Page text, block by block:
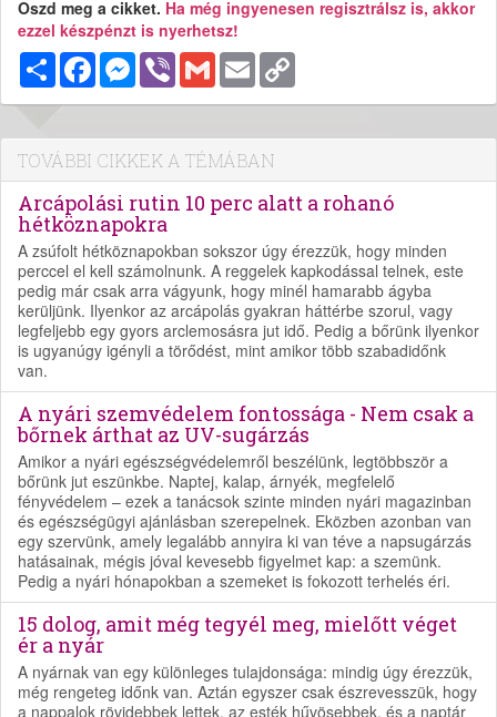
Oszd meg a cikket. Ha még ingyenesen regisztrálsz is, akkor
ezzel készpénzt is nyerhetsz!
MegosztásFacebookMessenger
Viber Gmail Email
TOVÁBBI CIKKEK A TÉMÁBAN
Arcápolási rutin 10 perc alatt a rohanó
hétköznapokra
A zsúfolt hétköznapokban sokszor úgy érezzük, hogy minden
perccel el kell számolnunk. A reggelek kapkodással telnek, este
pedig már csak arra vágyunk, hogy minél hamarabb ágyba
kerüljünk. Ilyenkor az arcápolás gyakran háttérbe szorul, vagy
legfeljebb egy gyors arclemosásra jut idő. Pedig a bőrünk ilyenkor
is ugyanúgy igényli a törődést, mint amikor több szabadidőnk
van.
A nyári szemvédelem fontossága - Nem csak a
bőrnek árthat az UV-sugárzás
Amikor a nyári egészségvédelemről beszélünk, legtöbbször a
bőrünk jut eszünkbe. Naptej, kalap, árnyék, megfelelő
fényvédelem – ezek a tanácsok szinte minden nyári magazinban
és egészségügyi ajánlásban szerepelnek. Eközben azonban van
egy szervünk, amely legalább annyira ki van téve a napsugárzás
hatásainak, mégis jóval kevesebb figyelmet kap: a szemünk.
Pedig a nyári hónapokban a szemeket is fokozott terhelés éri.
15 dolog, amit még tegyél meg, mielőtt véget
ér a nyár
A nyárnak van egy különleges tulajdonsága: mindig úgy érezzük,
még rengeteg időnk van. Aztán egyszer csak észrevesszük, hogy
a nappalok rövidebbek lettek, az esték hűvösebbek, és a naptár